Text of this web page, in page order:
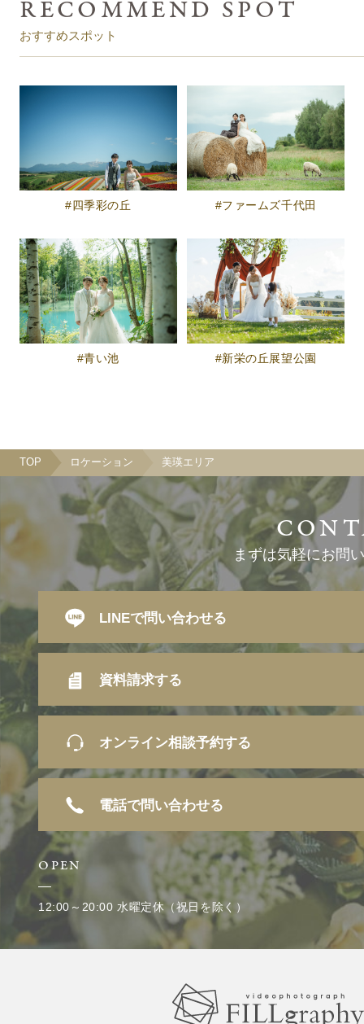
おすすめスポット
四季彩の丘 ファームズ千代田
青い池 新栄の丘展望公園
TOP ロケーション 美瑛エリア
まずは気軽にお問
LINEで問い合わせる
資料請求する
オンライン相談予約する
電話で問い合わせる
OPEN
12:00～20:00 水曜定休（祝日を除く）